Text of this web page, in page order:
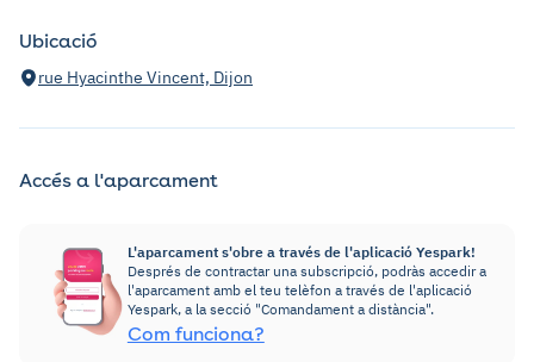
Ubicació
rue Hyacinthe Vincent, Dijon
Accés a l'aparcament
L'aparcament s'obre a través de l'aplicació Yespark!
Després de contractar una subscripció, podràs accedir a
l'aparcament amb el teu telèfon a través de l'aplicació
Yespark, a la secció "Comandament a distància".
Com funciona?